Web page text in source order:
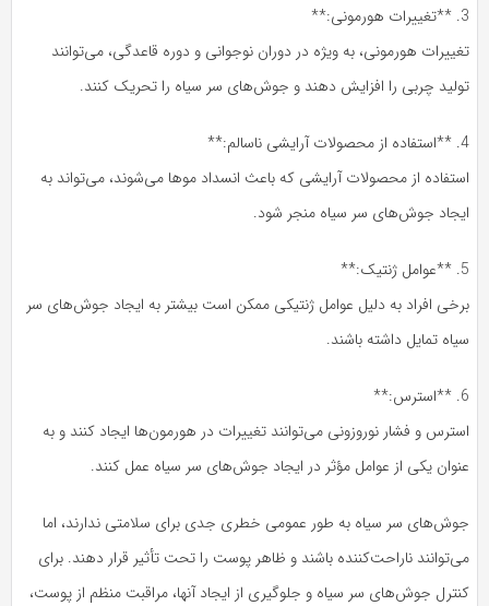
3. **تغییرات هورمونی:**
تغییرات هورمونی، به ویژه در دوران نوجوانی و دوره قاعدگی، می‌توانند
تولید چربی را افزایش دهند و جوش‌های سر سیاه را تحریک کنند.
4. **استفاده از محصولات آرایشی ناسالم:**
استفاده از محصولات آرایشی که باعث انسداد موها می‌شوند، می‌تواند به
ایجاد جوش‌های سر سیاه منجر شود.
5. **عوامل ژنتیک:**
برخی افراد به دلیل عوامل ژنتیکی ممکن است بیشتر به ایجاد جوش‌های سر
سیاه تمایل داشته باشند.
6. **استرس:**
استرس و فشار نوروزونی می‌توانند تغییرات در هورمون‌ها ایجاد کنند و به
عنوان یکی از عوامل مؤثر در ایجاد جوش‌های سر سیاه عمل کنند.
جوش‌های سر سیاه به طور عمومی خطری جدی برای سلامتی ندارند، اما
می‌توانند ناراحت‌کننده باشند و ظاهر پوست را تحت تأثیر قرار دهند. برای
کنترل جوش‌های سر سیاه و جلوگیری از ایجاد آنها، مراقبت منظم از پوست،